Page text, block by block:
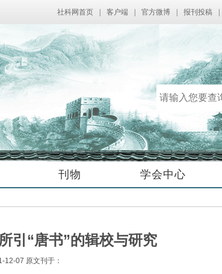
社科网首页 客户端 官方微博 报刊投稿
刊物 学会中心
引“唐书”的辑校与研究
12-07 原文刊于：